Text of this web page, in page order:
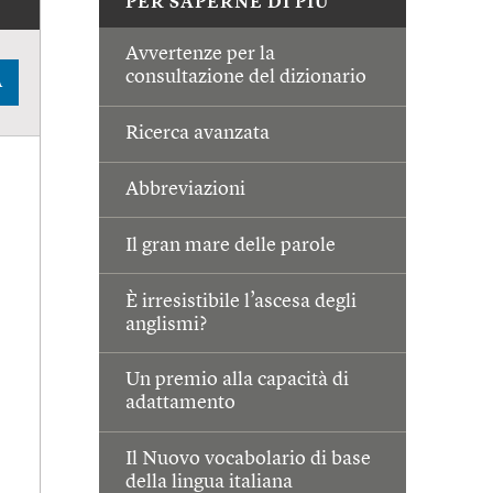
Avvertenze per la
consultazione del dizionario
Ricerca avanzata
Abbreviazioni
Il gran mare delle parole
È irresistibile l’ascesa degli
anglismi?
Un premio alla capacità di
adattamento
Il Nuovo vocabolario di base
della lingua italiana